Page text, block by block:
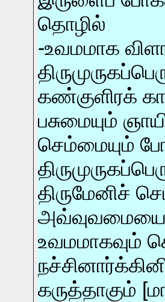
தொழில்
-உவமமாக
கண்குளிரக்
பசுமையும்
செம்மையும்
திருமேனிச்
உவமமாகவும்
கருத்தாகும்